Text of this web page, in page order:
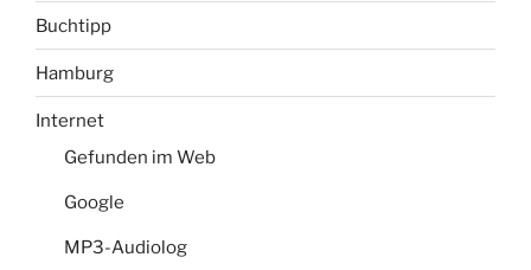
Buchtipp
Hamburg
Internet
Gefunden im Web
Google
MP3-Audiolog